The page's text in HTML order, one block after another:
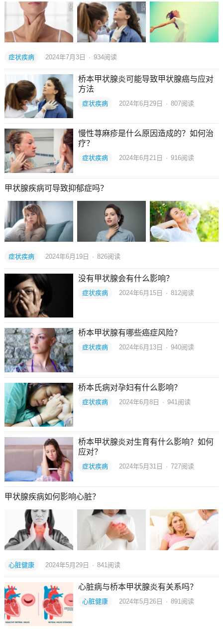
症状疾病 2024年7月3日 · 934阅读
桥本甲状腺炎可能导致甲状腺癌与应对
方法
症状疾病 2024年6月29日 · 807阅读
慢性荨麻疹是什么原因造成的？如何治
疗？
症状疾病 2024年6月21日 · 916阅读
甲状腺疾病可导致抑郁症吗？
症状疾病 2024年6月19日 · 826阅读
没有甲状腺会有什么影响？
症状疾病 2024年6月15日 · 812阅读
桥本甲状腺有哪些癌症风险？
症状疾病 2024年6月13日 · 940阅读
桥本氏病对孕妇有什么影响？
症状疾病 2024年6月8日 · 941 阅读
桥本甲状腺炎对生育有什么影响？如何
应对？
症状疾病 2024年5月31日 · 727阅读
甲状腺疾病如何影响心脏？
心脏健康 2024年5月29日 · 841阅读
心脏病与桥本甲状腺炎有关系吗？
心脏健康 2024年5月26日 · 891 阅读